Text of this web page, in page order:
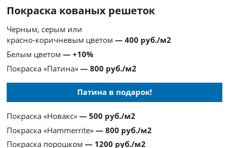
Покраска кованых решеток
Черным, серым или
красно-коричневым цветом — 400 руб./м2
Белым цветом — +10%
Покраска «Патина» — 800 руб./м2
Патина в подарок!
Покраска «Новакс» — 500 руб./м2
Покраска «Hammerrite» — 800 руб./м2
Покраска порошком — 1200 руб./м2